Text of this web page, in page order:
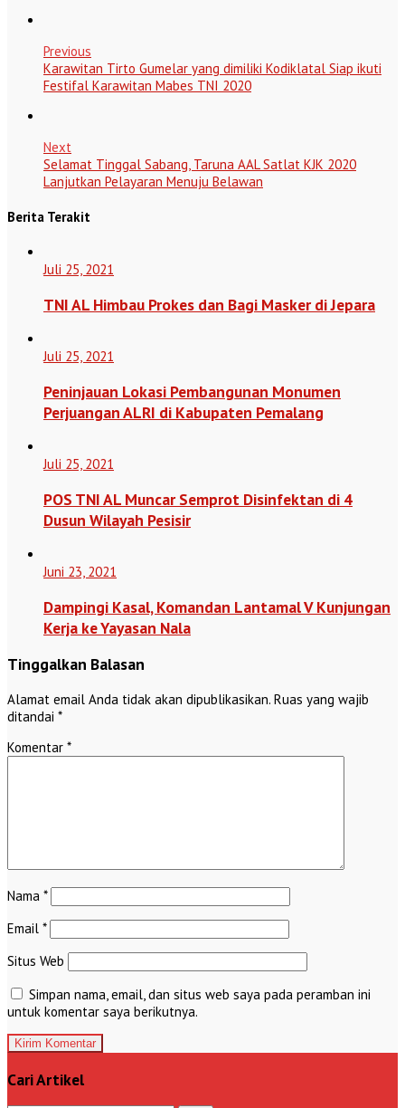
Previous
Karawitan Tirto Gumelar yang dimiliki Kodiklatal Siap ikuti
Festifal Karawitan Mabes TNI 2020
Next
Selamat Tinggal Sabang, Taruna AAL Satlat KJK 2020
Lanjutkan Pelayaran Menuju Belawan
Berita Terakit
Juli 25, 2021
TNI AL Himbau Prokes dan Bagi Masker di Jepara
Juli 25, 2021
Peninjauan Lokasi Pembangunan Monumen
Perjuangan ALRI di Kabupaten Pemalang
Juli 25, 2021
POS TNI AL Muncar Semprot Disinfektan di 4
Dusun Wilayah Pesisir
Juni 23, 2021
Dampingi Kasal, Komandan Lantamal V Kunjungan
Kerja ke Yayasan Nala
Tinggalkan Balasan
Alamat email Anda tidak akan dipublikasikan. Ruas yang wajib
ditandai *
Komentar *
Nama *
Email *
Situs Web
Simpan nama, email, dan situs web saya pada peramban ini
untuk komentar saya berikutnya.
Cari Artikel